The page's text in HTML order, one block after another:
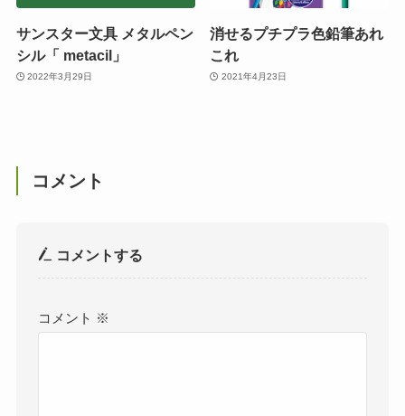
サンスター文具 メタルペン
シル「 metacil」
2022年3月29日
消せるプチプラ色鉛筆あれ
これ
2021年4月23日
コメント
コメントする
コメント ※